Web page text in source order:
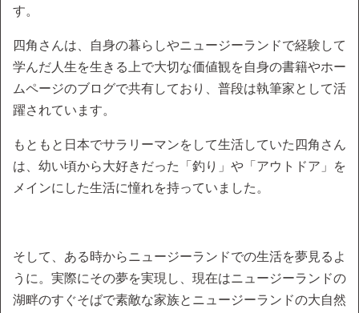
す。
四角さんは、自身の暮らしやニュージーランドで経験して
学んだ人生を生きる上で大切な価値観を自身の書籍やホー
ムページのブログで共有しており、普段は執筆家として活
躍されています。
もともと日本でサラリーマンをして生活していた四角さん
は、幼い頃から大好きだった「釣り」や「アウトドア」を
メインにした生活に憧れを持っていました。
そして、ある時からニュージーランドでの生活を夢見るよ
うに。実際にその夢を実現し、現在はニュージーランドの
湖畔のすぐそばで素敵な家族とニュージーランドの大自然